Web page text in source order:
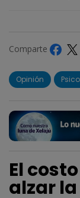
Comparte
Opinión
El
alzar la